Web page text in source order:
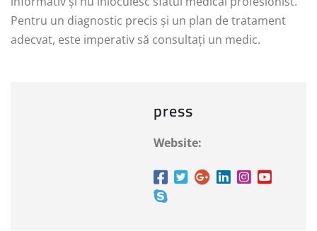
Pentru un diagnostic precis și un plan de tratament
adecvat, este imperativ să consultați un medic.
press
Website: